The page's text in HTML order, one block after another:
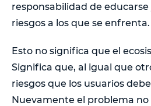
responsabilidad de
riesgos a los que se enfrenta.
Esto no significa que el
Significa que, al igual que
riesgos que los usuarios
Nuevamente el problema no